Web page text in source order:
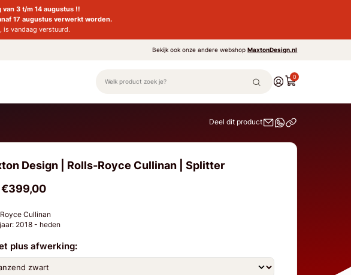
3 t/m 14 augustus !!
17 augustus verwerkt worden.
is vandaag verstuurd.
Bekijk ook onze andere webshopMaxtonDesign.nl
0
Deel dit product
Design | Rolls-Royce Cullinan | Splitter
€399,00
Cullinan
2018 - heden
plus afwerking: